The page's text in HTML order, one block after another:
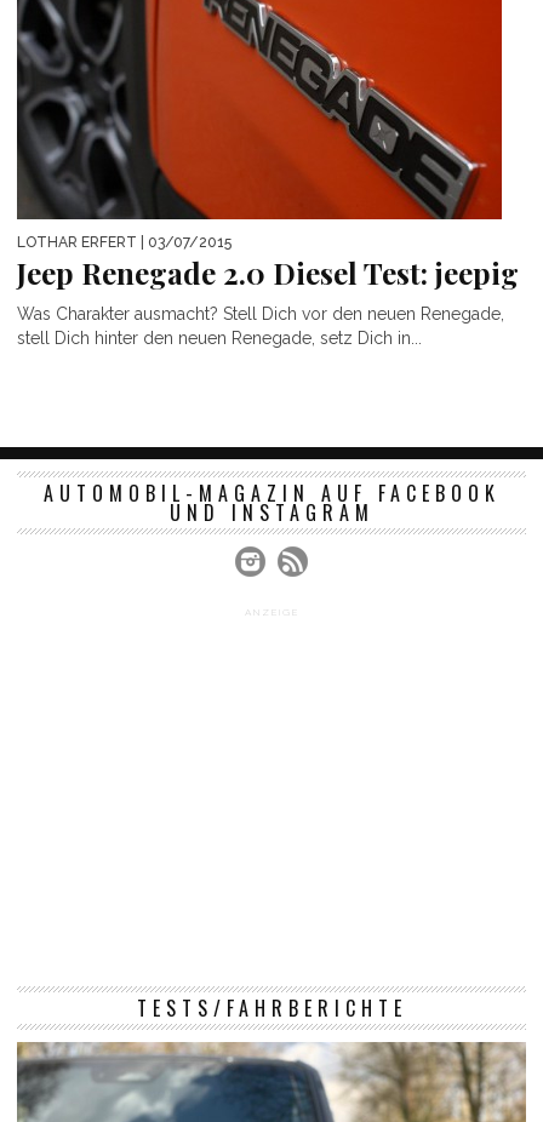
LOTHAR ERFERT | 03/07/2015
Jeep Renegade 2.0 Diesel Test: jeepig
Was Charakter ausmacht? Stell Dich vor den neuen Renegade,
stell Dich hinter den neuen Renegade, setz Dich in...
AUTOMOBIL-MAGAZIN AUF FACEBOOK
UND INSTAGRAM
ANZEIGE
TESTS/FAHRBERICHTE